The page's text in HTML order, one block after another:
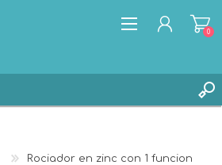
0
Rociador en zinc con 1 funcion